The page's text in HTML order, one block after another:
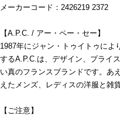
メーカーコード：2426219 2372
【A.P.C. / アー・ペー・セー】
1987年にジャン・トゥイトゥによ
するA.P.C.は、デザイン、プライ
い真のフランスブランドです。あ
えたメンズ、レディスの洋服と雑
【ご注意】